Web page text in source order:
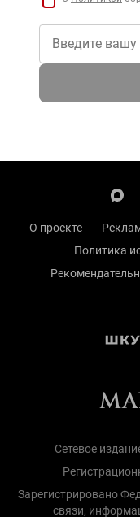
О проекте
Политика
Сетевое
Зарегистрировано
связи,